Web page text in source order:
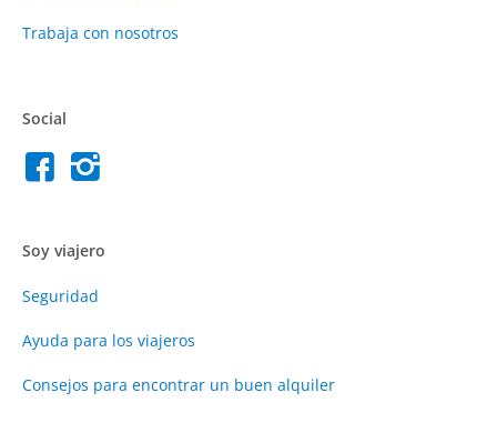
Trabaja con nosotros
Social
Soy viajero
Seguridad
Ayuda para los viajeros
Consejos para encontrar un buen alquiler